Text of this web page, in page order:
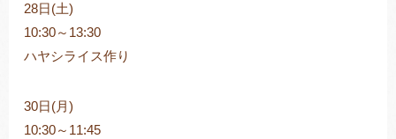
28日(土)
10:30～13:30
ハヤシライス作り
30日(月)
10:30～11:45